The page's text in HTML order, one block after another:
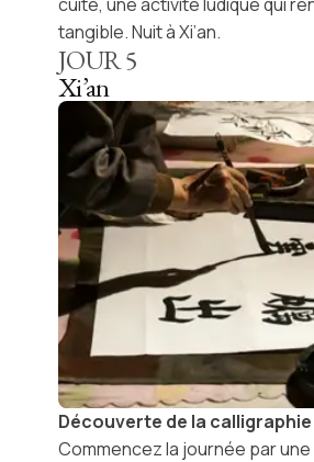
tangible. Nuit à Xi’an.
JOUR5
Xi’an
Découverte de la
Commencez la journée par une